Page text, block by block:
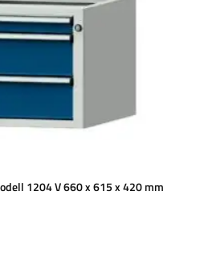
1204 V 660 x 615 x 420 mm